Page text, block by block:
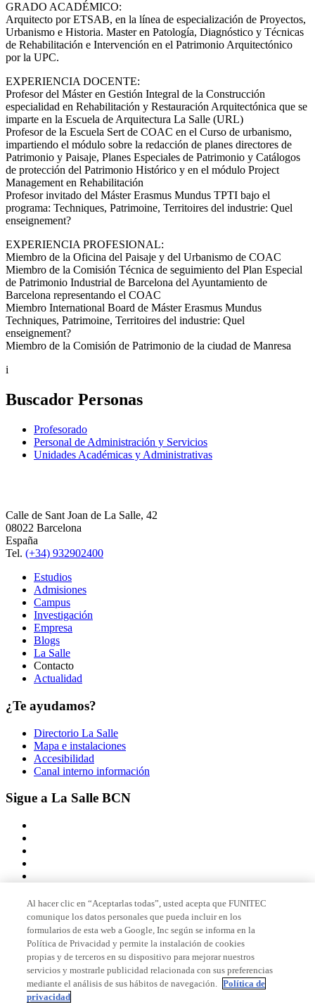
GRADO ACADÉMICO:
Arquitecto por ETSAB, en la línea de especialización de Proyectos,
Urbanismo e Historia. Master en Patología, Diagnóstico y Técnicas
de Rehabilitación e Intervención en el Patrimonio Arquitectónico
por la UPC.
EXPERIENCIA DOCENTE:
Profesor del Máster en Gestión Integral de la Construcción
especialidad en Rehabilitación y Restauración Arquitectónica que se
imparte en la Escuela de Arquitectura La Salle (URL)
Profesor de la Escuela Sert de COAC en el Curso de urbanismo,
impartiendo el módulo sobre la redacción de planes directores de
Patrimonio y Paisaje, Planes Especiales de Patrimonio y Catálogos
de protección del Patrimonio Histórico y en el módulo Project
Management en Rehabilitación
Profesor invitado del Máster Erasmus Mundus TPTI bajo el
programa: Techniques, Patrimoine, Territoires del industrie: Quel
enseignement?
EXPERIENCIA PROFESIONAL:
Miembro de la Oficina del Paisaje y del Urbanismo de COAC
Miembro de la Comisión Técnica de seguimiento del Plan Especial
de Patrimonio Industrial de Barcelona del Ayuntamiento de
Barcelona representando el COAC
Miembro International Board de Máster Erasmus Mundus
Techniques, Patrimoine, Territoires del industrie: Quel
enseignement?
Miembro de la Comisión de Patrimonio de la ciudad de Manresa
i
Buscador Personas
Profesorado
Personal de Administración y Servicios
Unidades Académicas y Administrativas
Calle de Sant Joan de La Salle, 42
08022 Barcelona
España
Tel. (+34) 932902400
Estudios
Admisiones
Campus
Investigación
Empresa
Blogs
La Salle
Contacto
Actualidad
¿Te ayudamos?
Directorio La Salle
Mapa e instalaciones
Accesibilidad
Canal interno información
Sigue a La Salle BCN
Miembro de
Acreditaciones
Al hacer clic en “Aceptarlas todas”, usted acepta que FUNITEC
comunique los datos personales que pueda incluir en los
formularios de esta web a Google, Inc según se informa en la
Política de Privacidad y permite la instalación de cookies
propias y de terceros en su dispositivo para mejorar nuestros
servicios y mostrarle publicidad relacionada con sus preferencias
mediante el análisis de sus hábitos de navegación. Política de
privacidad